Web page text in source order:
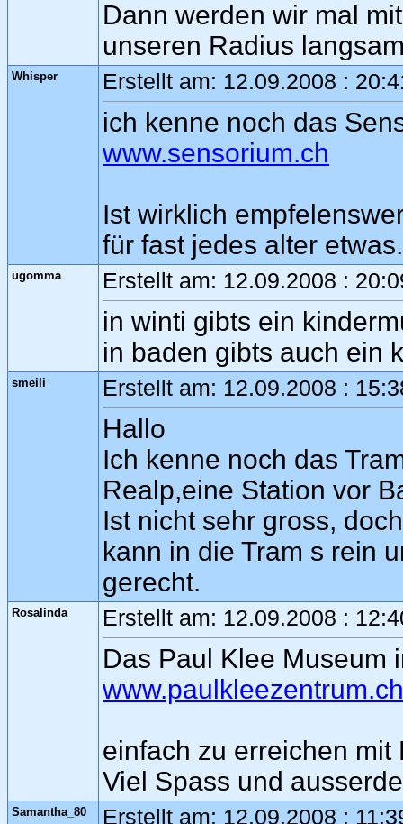
Dann werden wir mal
unseren Radius
Whisper Erstellt am: 12.09.2008 :
ich kenne noch das
www.sensorium.ch
Ist wirklich
für fast jedes alter etwas.
ugomma Erstellt am: 12.09.2008 :
in winti gibts ein
in baden gibts auch ein
smeili Erstellt am: 12.09.2008 :
Hallo
Ich kenne noch das
Realp,eine Station vor
Ist nicht sehr gross,
kann in die Tram s rein
gerecht.
Rosalinda Erstellt am: 12.09.2008 :
Das Paul Klee Museum
einfach zu erreichen mit
Viel Spass und
Samantha_80 Erstellt am: 12.09.2008 :